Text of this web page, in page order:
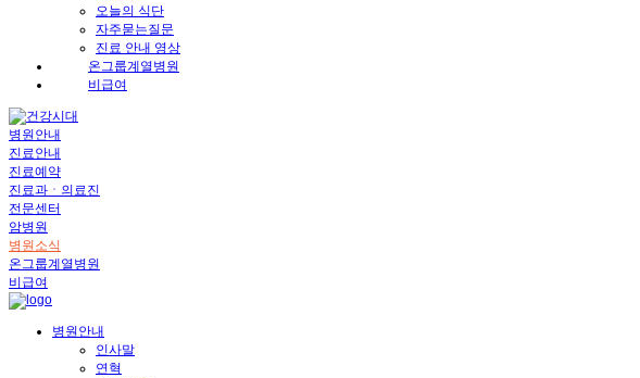
오늘의 식단
자주묻는질문
진료 안내 영상
온그룹계열병원
비급여
병원안내
진료안내
진료예약
진료과ㆍ의료진
전문센터
암병원
병원소식
온그룹계열병원
비급여
병원안내
인사말
연혁